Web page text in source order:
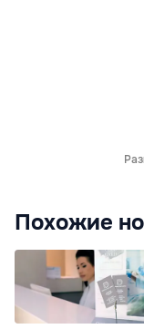
Похожие